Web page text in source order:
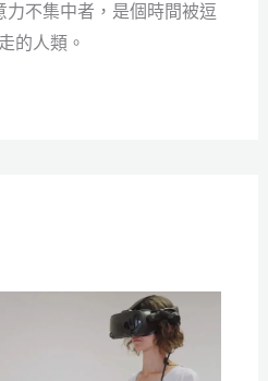
力不集中者，是個時間被逗
的人類。